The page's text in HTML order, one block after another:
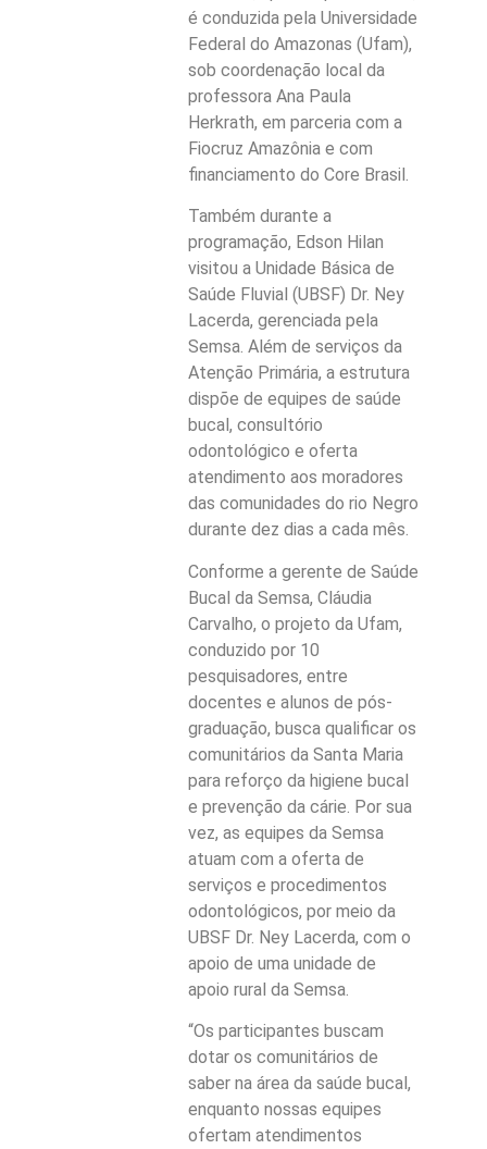
é conduzida pela Universidade
Federal do Amazonas (Ufam),
sob coordenação local da
professora Ana Paula
Herkrath, em parceria com a
Fiocruz Amazônia e com
financiamento do Core Brasil.
Também durante a
programação, Edson Hilan
visitou a Unidade Básica de
Saúde Fluvial (UBSF) Dr. Ney
Lacerda, gerenciada pela
Semsa. Além de serviços da
Atenção Primária, a estrutura
dispõe de equipes de saúde
bucal, consultório
odontológico e oferta
atendimento aos moradores
das comunidades do rio Negro
durante dez dias a cada mês.
Conforme a gerente de Saúde
Bucal da Semsa, Cláudia
Carvalho, o projeto da Ufam,
conduzido por 10
pesquisadores, entre
docentes e alunos de pós-
graduação, busca qualificar os
comunitários da Santa Maria
para reforço da higiene bucal
e prevenção da cárie. Por sua
vez, as equipes da Semsa
atuam com a oferta de
serviços e procedimentos
odontológicos, por meio da
UBSF Dr. Ney Lacerda, com o
apoio de uma unidade de
apoio rural da Semsa.
“Os participantes buscam
dotar os comunitários de
saber na área da saúde bucal,
enquanto nossas equipes
ofertam atendimentos